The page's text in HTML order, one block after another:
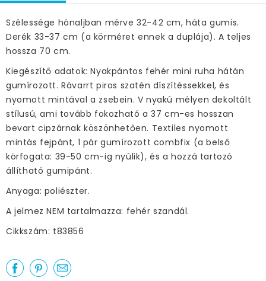
Szélessége hónaljban mérve 32-42 cm, háta gumis.
Derék 33-37 cm (a körméret ennek a duplája). A teljes
hossza 70 cm.
Kiegészítő adatok: Nyakpántos fehér mini ruha hátán
gumírozott. Rávarrt piros szatén díszítéssekkel, és
nyomott mintával a zsebein. V nyakú mélyen dekoltált
stílusú, ami tovább fokozható a 37 cm-es hosszan
bevart cipzárnak köszönhetően. Textiles nyomott
mintás fejpánt, 1 pár gumírozott combfix (a belső
körfogata: 39-50 cm-ig nyúlik), és a hozzá tartozó
állítható gumipánt.
Anyaga: poliészter.
A jelmez NEM tartalmazza: fehér szandál.
Cikkszám: t83856